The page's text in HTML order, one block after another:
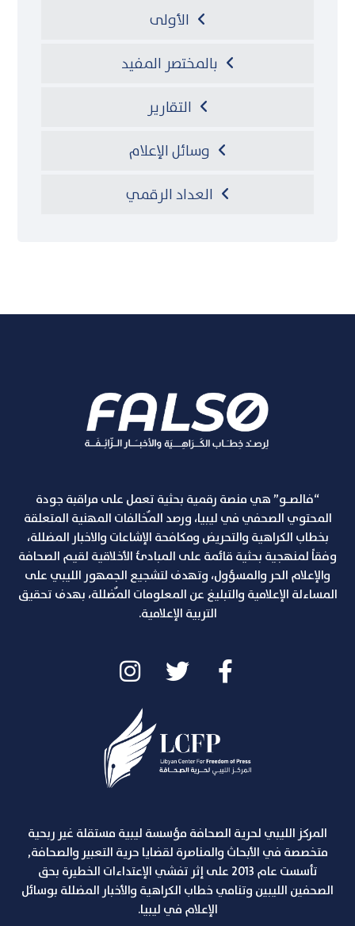
الأولى
بالمختصر المفيد
التقارير
وسائل الإعلام
العداد الرقمي
“فالصـو” هي منصة رقمية بحثية تعمل على مراقبة جودة
المحتوي الصحفي في ليبيا، ورصد المٌخالفات المهنية المتعلقة
بخطاب الكراهية والتحريض ومكافحة الإشاعات والاخبار المضللة،
وفقاً لمنهجية بحثية قائمة على المبادئ الأخلاقية لقيم الصحافة
والإعلام الحر والمسؤول، وتهدف لتشجيع الجمهور الليبي على
المساءلة الإعلامية والتبليغ عن المعلومات المٌضللة، بهدف تحقيق
التربية الإعلامية.
المركز الليبي لحرية الصحافة مؤسسة ليبية مستقلة غير ربحية
متخصصة في الأبحاث والمناصرة لقضايا حرية التعبير والصحافة,
تأسست عام 2013 على إثر تفشي الإعتداءات الخطيرة بحق
الصحفين الليبين وتنامي خطاب الكراهية والأخبار المضللة بوسائل
الإعلام في ليبيا.